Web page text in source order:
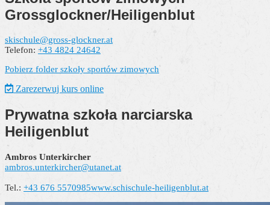
Grossglockner/Heiligenblut
skischule@gross-glockner.at
Telefon: +43 4824 24642
Pobierz folder szkoły sportów zimowych
Zarezerwuj kurs online
Prywatna szkoła narciarska
Heiligenblut
Ambros Unterkircher
ambros.unterkircher@utanet.at
Tel.: +43 676 5570985www.schischule-heiligenblut.at